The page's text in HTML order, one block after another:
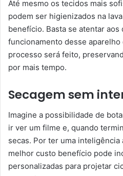
Até mesmo os tecidos mais
podem ser higienizados na
benefício. Basta se atentar
funcionamento desse
processo será feito,
por mais tempo.
Secagem sem
Imagine a possibilidade de
ir ver um filme e, quando
secas. Por ter uma inteligência
melhor custo benefício pode
personalizadas para projetar